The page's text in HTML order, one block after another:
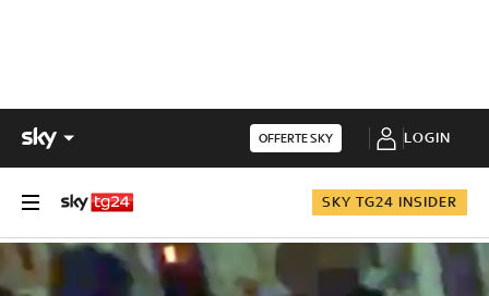
OFFERTE SKY LOGIN
SKY TG24 INSIDER